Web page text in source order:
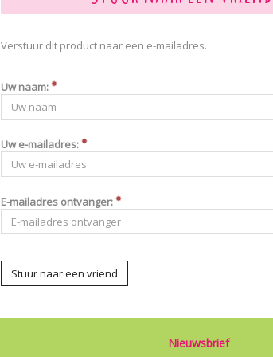
Verstuur dit product naar een e-mailadres.
Uw naam:
Uw e-mailadres:
E-mailadres ontvanger:
Stuur naar een vriend
Nieuwsbrief